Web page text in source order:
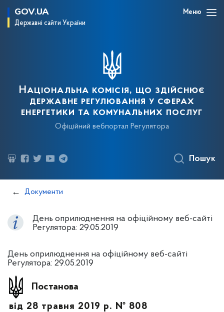
GOV.UA
Державні сайти України
Меню
Національна комісія, що здійснює
державне регулювання у сферах
енергетики та комунальних послуг
Офіційний вебпортал Регулятора
Пошук
Документи
День оприлюднення на офіційному веб-сайті
Регулятора: 29.05.2019
День оприлюднення на офіційному веб-сайті
Регулятора: 29.05.2019
Постанова
від 28 травня 2019 р. № 808